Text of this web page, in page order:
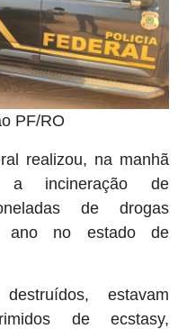
PF/RO
realizou, na manhã
a incineração de
de drogas
ano no estado de
estavam
de ecstasy,